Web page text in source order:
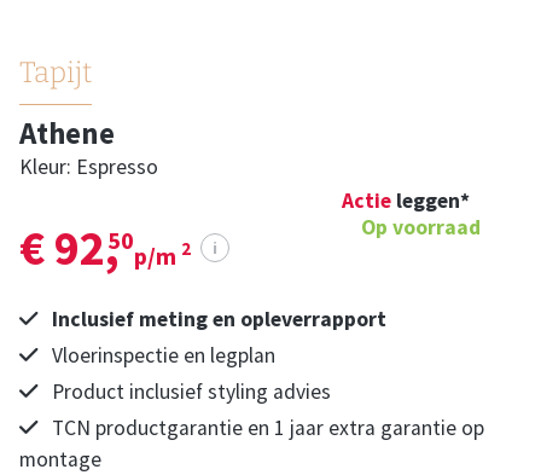
Tapijt
Athene
Kleur: Espresso
€ 92,
50
p/m 2 i
Actie leggen*
Op voorraad
Inclusief meting en opleverrapport
Vloerinspectie en legplan
Product inclusief styling advies
TCN productgarantie en 1 jaar extra garantie op
montage